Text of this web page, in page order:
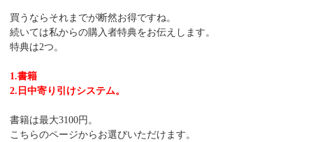
買うならそれまでが断然お得ですね。
続いては私からの購入者特典をお伝えします。
特典は2つ。
1.書籍
2.日中寄り引けシステム。
書籍は最大3100円。
こちらのページからお選びいただけます。